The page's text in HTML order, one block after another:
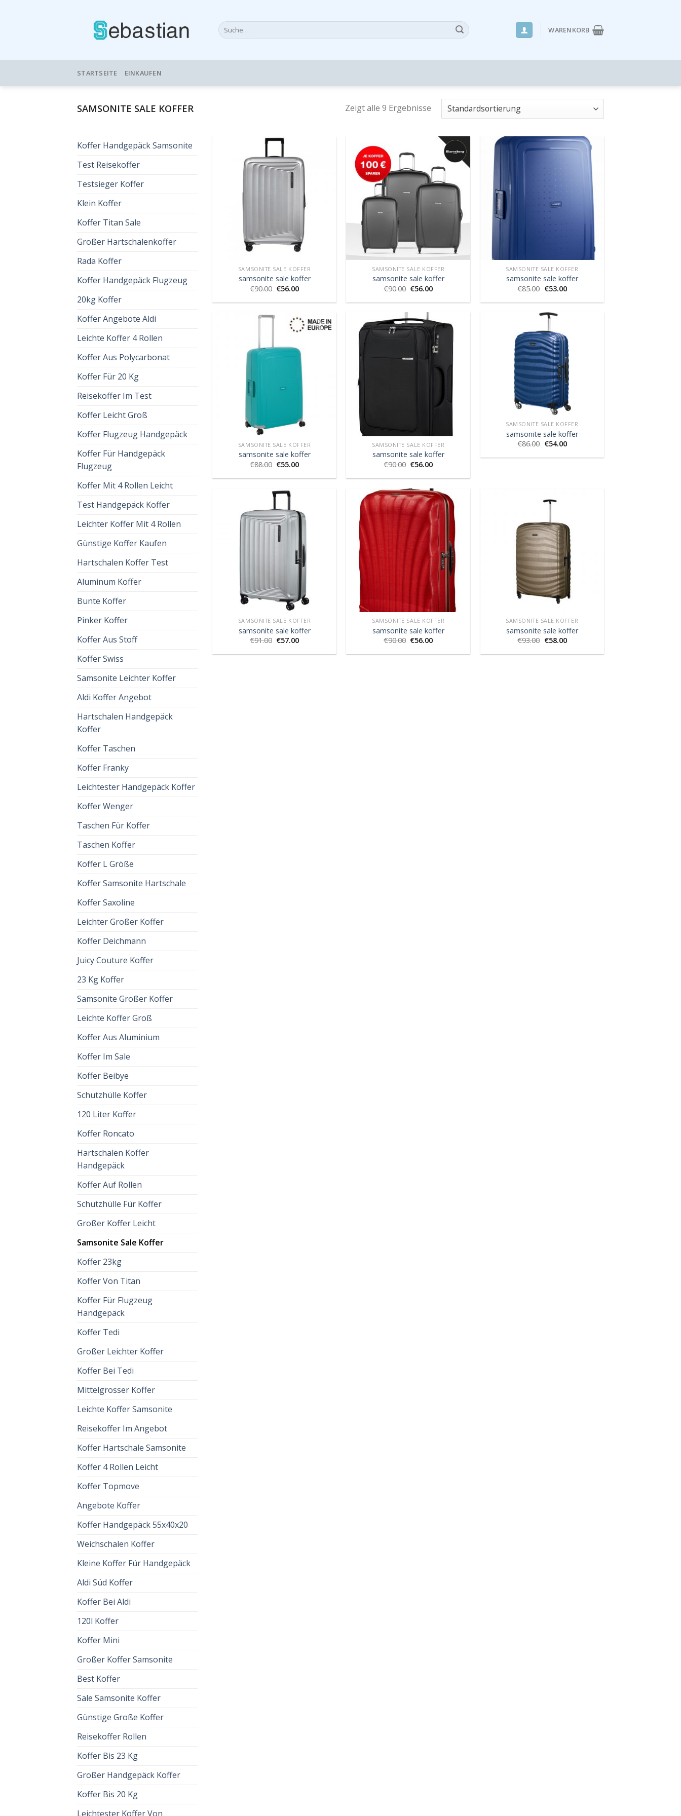
Suche
nach:
WARENKORB
STARTSEITE EINKAUFEN
SAMSONITE SALE KOFFER Zeigt alle 9 Ergebnisse
Koffer Handgepäck Samsonite
Test Reisekoffer
Testsieger Koffer
Klein Koffer
Koffer Titan Sale
Großer Hartschalenkoffer
Rada Koffer
Koffer Handgepäck Flugzeug
20kg Koffer
Koffer Angebote Aldi
Leichte Koffer 4 Rollen
Koffer Aus Polycarbonat
Koffer Für 20 Kg
Reisekoffer Im Test
Koffer Leicht Groß
Koffer Flugzeug Handgepäck
Koffer Für Handgepäck
Flugzeug
Koffer Mit 4 Rollen Leicht
Test Handgepäck Koffer
Leichter Koffer Mit 4 Rollen
Günstige Koffer Kaufen
Hartschalen Koffer Test
Aluminum Koffer
Bunte Koffer
Pinker Koffer
Koffer Aus Stoff
Koffer Swiss
Samsonite Leichter Koffer
Aldi Koffer Angebot
Hartschalen Handgepäck
Koffer
Koffer Taschen
Koffer Franky
Leichtester Handgepäck Koffer
Koffer Wenger
Taschen Für Koffer
Taschen Koffer
Koffer L Größe
Koffer Samsonite Hartschale
Koffer Saxoline
Leichter Großer Koffer
Koffer Deichmann
Juicy Couture Koffer
23 Kg Koffer
Samsonite Großer Koffer
Leichte Koffer Groß
Koffer Aus Aluminium
Koffer Im Sale
Koffer Beibye
Schutzhülle Koffer
120 Liter Koffer
Koffer Roncato
Hartschalen Koffer
Handgepäck
Koffer Auf Rollen
Schutzhülle Für Koffer
Großer Koffer Leicht
Samsonite Sale Koffer
Koffer 23kg
Koffer Von Titan
Koffer Für Flugzeug
Handgepäck
Koffer Tedi
Großer Leichter Koffer
Koffer Bei Tedi
Mittelgrosser Koffer
Leichte Koffer Samsonite
Reisekoffer Im Angebot
Koffer Hartschale Samsonite
Koffer 4 Rollen Leicht
Koffer Topmove
Angebote Koffer
Koffer Handgepäck 55x40x20
Weichschalen Koffer
Kleine Koffer Für Handgepäck
Aldi Süd Koffer
Koffer Bei Aldi
120l Koffer
Koffer Mini
Großer Koffer Samsonite
Best Koffer
Sale Samsonite Koffer
Günstige Große Koffer
Reisekoffer Rollen
Koffer Bis 23 Kg
Großer Handgepäck Koffer
Koffer Bis 20 Kg
Leichtester Koffer Von
SAMSONITE SALE KOFFER
samsonite sale koffer
€90.00 €56.00
SAMSONITE SALE KOFFER
samsonite sale koffer
€90.00 €56.00
SAMSONITE SALE KOFFER
samsonite sale koffer
€85.00 €53.00
SAMSONITE SALE KOFFER
samsonite sale koffer
€88.00 €55.00
SAMSONITE SALE KOFFER
samsonite sale koffer
€90.00 €56.00
SAMSONITE SALE KOFFER
samsonite sale koffer
€86.00 €54.00
SAMSONITE SALE KOFFER
samsonite sale koffer
€91.00 €57.00
SAMSONITE SALE KOFFER
samsonite sale koffer
€90.00 €56.00
SAMSONITE SALE KOFFER
samsonite sale koffer
€93.00 €58.00